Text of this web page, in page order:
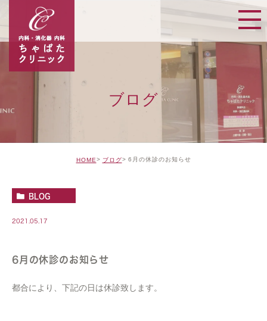
ブログ
HOME ブログ 6月の休診のお知らせ
BLOG
2021.05.17
6月の休診のお知らせ
都合により、下記の日は休診致します。